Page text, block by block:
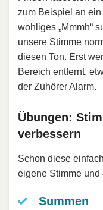
zum Beispiel an
wohliges „Mmmh“
unsere Stimme
diesen Ton. Erst
Bereich entfernt,
der Zuhörer Alarm.
Übungen:
verbessern
Schon diese
eigene Stimme und
Summen